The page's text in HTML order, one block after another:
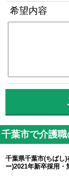
希望内容
千葉市で介護
千葉県千葉市(ちばし
ー)2021年新卒採用